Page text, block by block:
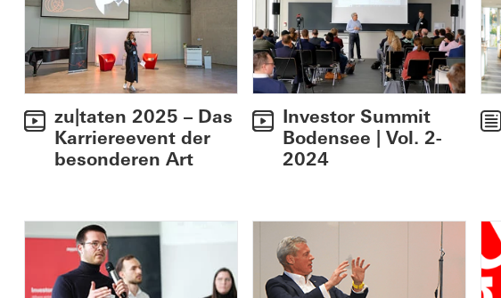
zu|taten 2025 – Das
Karriereevent der
besonderen Art
Investor Summit
Bodensee | Vol. 2-
2024